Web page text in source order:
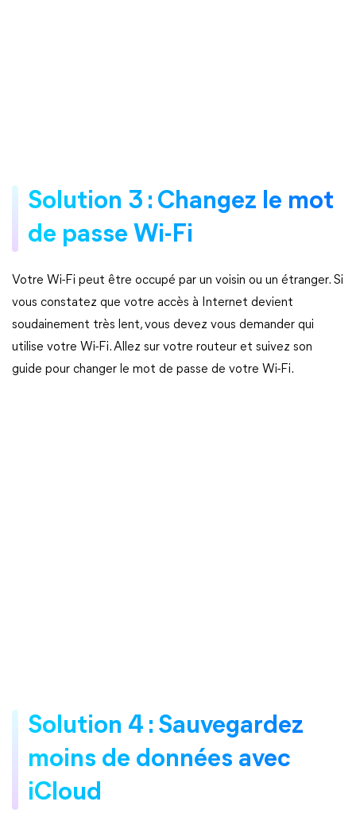
Solution 3 : Changez le mot
de passe Wi-Fi
Votre Wi-Fi peut être occupé par un voisin ou un étranger. Si
vous constatez que votre accès à Internet devient
soudainement très lent, vous devez vous demander qui
utilise votre Wi-Fi. Allez sur votre routeur et suivez son
guide pour changer le mot de passe de votre Wi-Fi.
Solution 4 : Sauvegardez
moins de données avec
iCloud